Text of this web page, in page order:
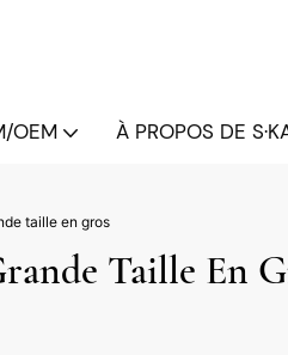
OEM À PROPOS DE
taille en gros
Taille En